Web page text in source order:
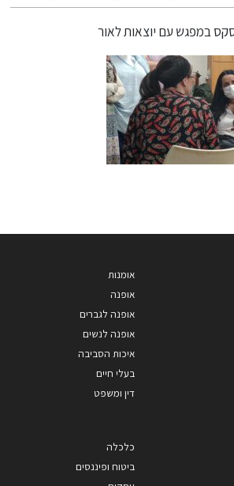
אומנות
אופנה
אופנה לגברים
אופנה לנשים
איכות הסביבה
בעלי חיים
דין ומשפט
כלכלה
ביטוח ופיננסים